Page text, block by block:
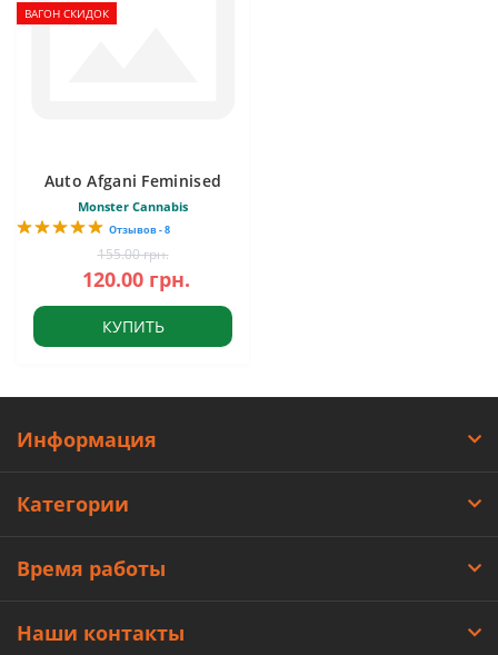
ВАГОН СКИДОК
Auto Afgani Feminised
Monster Cannabis
Отзывов - 8
155.00 грн.
120.00 грн.
КУПИТЬ
Информация
Категории
Время работы
Наши контакты